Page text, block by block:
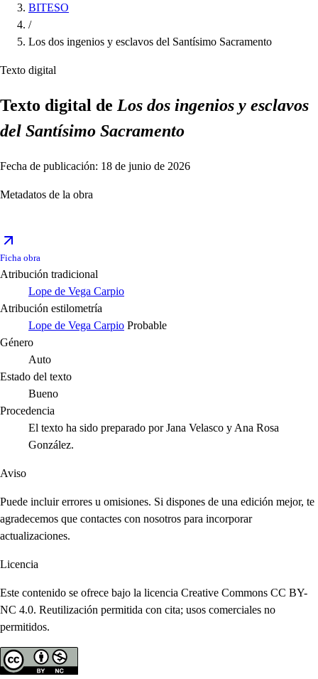
BITESO
/
Los dos ingenios y esclavos del Santísimo Sacramento
Texto digital
Texto digital de Los dos ingenios y esclavos
del Santísimo Sacramento
Fecha de publicación: 18 de junio de 2026
Metadatos de la obra
Ficha obra
Atribución tradicional
Lope de Vega Carpio
Atribución estilometría
Lope de Vega Carpio Probable
Género
Auto
Estado del texto
Bueno
Procedencia
El texto ha sido preparado por Jana Velasco y Ana Rosa
González.
Aviso
Puede incluir errores u omisiones. Si dispones de una edición mejor, te
agradecemos que contactes con nosotros para incorporar
actualizaciones.
Licencia
Este contenido se ofrece bajo la licencia Creative Commons CC BY-
NC 4.0. Reutilización permitida con cita; usos comerciales no
permitidos.